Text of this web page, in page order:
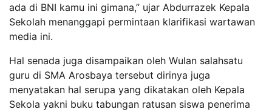
ada di BNI kamu ini gimana,” ujar Abdurrazek Kepala
Sekolah menanggapi permintaan klarifikasi wartawan
media ini.
Hal senada juga disampaikan oleh Wulan salahsatu
guru di SMA Arosbaya tersebut dirinya juga
menyatakan hal serupa yang dikatakan oleh Kepala
Sekola yakni buku tabungan ratusan siswa penerima